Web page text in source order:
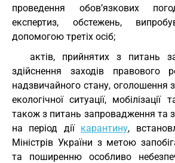
проведення обов’язкових
експертиз, обстежень,
допомогою третіх осіб;
актів, прийнятих з питань
здійснення заходів правового
надзвичайного стану, оголошення
екологічної ситуації, мобілізації
також з питань запровадження та
на період дії карантину,
Міністрів України з метою
та поширенню особливо